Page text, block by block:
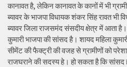
कानावत है, लेकिन कानावत के कानों में भी
ब्यावर के भाजपा विधायक शंकर सिंह रावत भी
ब्यावर जिला राजसमंद संसदीय क्षेत्र में आता
कुमारी भाजपा की सांसद है। शायद महिला
सीमेंट की फैक्ट्री की वजह से ग्रामीणों को
राजघराने की सदस्य हे। हो सकता है कि सांसद